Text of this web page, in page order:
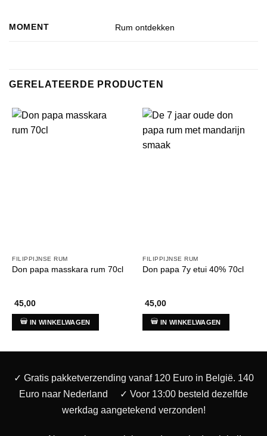
MOMENT Rum ontdekken
GERELATEERDE PRODUCTEN
FILIPPIJNSE RUM
Don papa masskara rum 70cl
45,00
IN WINKELWAGEN
FILIPPIJNSE RUM
Don papa 7y etui 40% 70cl
45,00
IN WINKELWAGEN
✓ Gratis pakketverzending vanaf 120 Euro in België. 140
Euro naar Nederland
✓ Voor 13:00 besteld dezelfde
werkdag aangetekend verzonden!